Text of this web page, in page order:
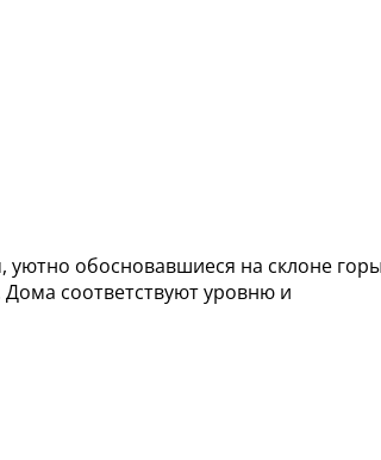
уютно обосновавшиеся на склоне
соответствуют уровню и